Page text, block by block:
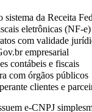
sistema da Receita
eletrônicas (NF-e)
com validade
empresarial
contábeis e fiscais
com órgãos públicos
clientes e
e-CNPJ